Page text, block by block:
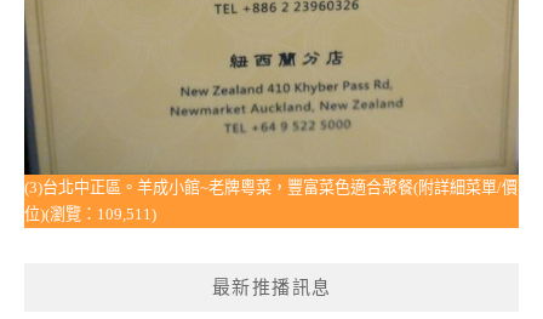
(3)台北中正區。羊成小館~老牌粵菜，豐富菜色適合聚餐(附詳細菜單/價
位)(瀏覽：109,511)
最新推播訊息